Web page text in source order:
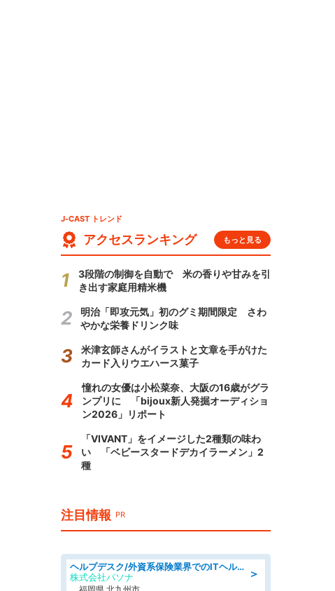
J-CAST トレンド
アクセスランキング もっと見る
3段階の制御を自動で 米の香りや甘みを引
き出す家庭用精米機
明治「即攻元気」初のグミ期間限定 さわ
やかな栄養ドリンク味
米津玄師さんがイラストと文章を手がけた
カード入りウエハース菓子
憧れの女優は小松菜奈、大阪の16歳がグラ
ンプリに 「bijoux新人発掘オーディショ
ン2026」リポート
「VIVANT」をイメージした2種類の味わ
い 「ベビースタードデカイラーメン」2
種
注目情報 PR
＞
ヘルプデスク/外資系保険業界でのITヘルプデスク業務/駅近/即日勤務可/ヘルプデスク
株式会社パソナ